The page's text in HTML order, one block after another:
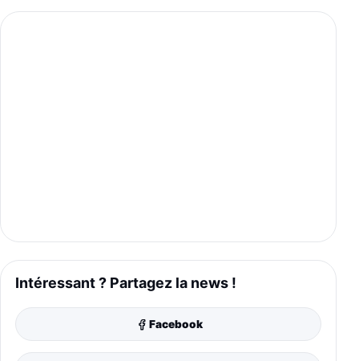
Intéressant ? Partagez la news !
Facebook